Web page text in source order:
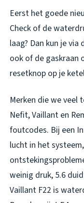
Eerst het goede
Check of de
laag? Dan kun je
ook of de gaskraan
resetknop op je
Merken die we veel
Nefit, Vaillant en
foutcodes. Bij een
lucht in het
weinig druk, 5.6
Vaillant F22 is